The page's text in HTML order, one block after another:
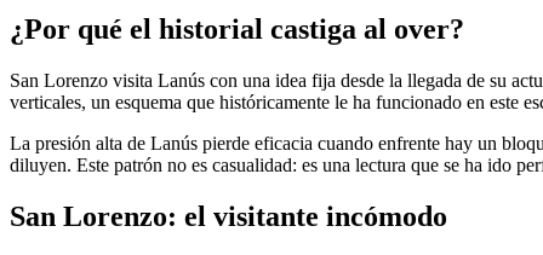
¿Por qué el historial castiga al over?
San Lorenzo visita Lanús con una idea fija desde la llegada de su
verticales, un esquema que históricamente le ha funcionado en este
La presión alta de Lanús pierde eficacia cuando enfrente hay un
diluyen. Este patrón no es casualidad: es una lectura que se ha ido
San Lorenzo: el visitante incómodo